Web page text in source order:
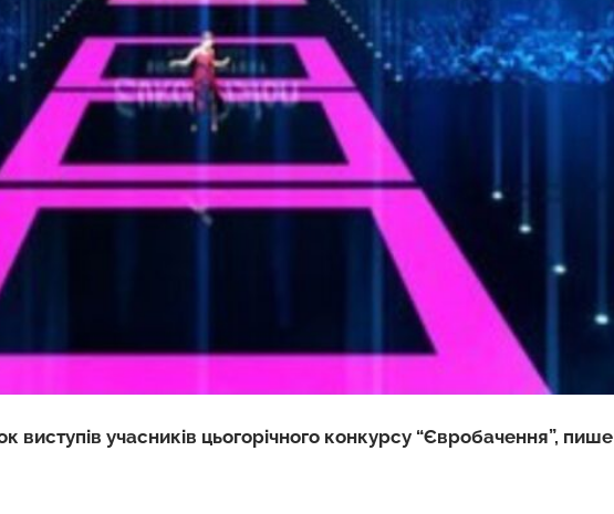
виступів учасників цьогорічного конкурсу “Євробачення”, пише